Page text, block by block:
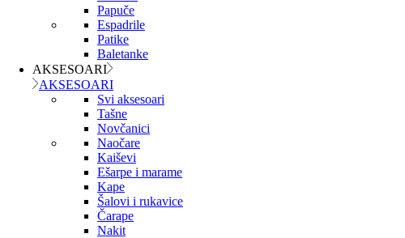
Papuče
Espadrile
Patike
Baletanke
AKSESOARI
AKSESOARI
Svi aksesoari
Tašne
Novčanici
Naočare
Kaiševi
Ešarpe i marame
Kape
Šalovi i rukavice
Čarape
Nakit